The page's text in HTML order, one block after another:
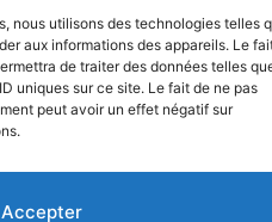
nous utilisons des technologies telles
aux informations des appareils. Le
de traiter des données telles
uniques sur ce site. Le fait de ne pas
peut avoir un effet négatif sur
Accepter
31 37